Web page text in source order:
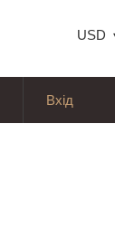
USD
Вхід